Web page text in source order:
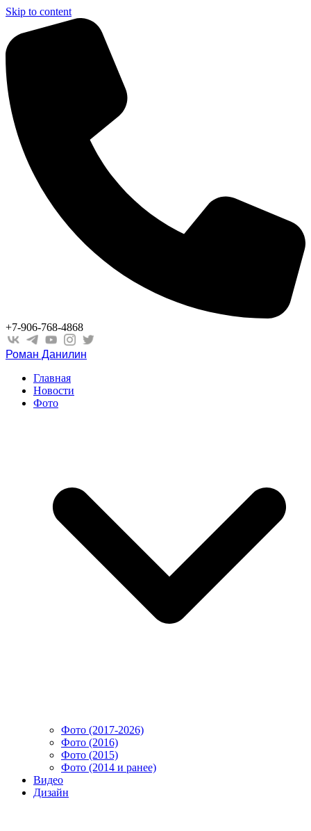
Skip to content
+7-906-768-4868
Роман Данилин
Главная
Новости
Фото
Фото (2017-2026)
Фото (2016)
Фото (2015)
Фото (2014 и ранее)
Видео
Дизайн